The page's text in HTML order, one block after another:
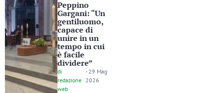
Peppino
Gargani: “Un
gentiluomo,
capace di
unire in un
tempo in cui
è facile
dividere”
di
redazione
web
- 29 Mag
2026